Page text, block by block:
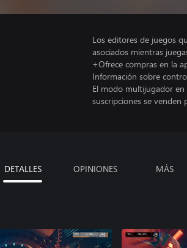
Los editores de juegos
asociados mientras
+Ofrece compras en la
Información sobre
El modo multijugador en
suscripciones se venden
DETALLES OPINIONES MÁS